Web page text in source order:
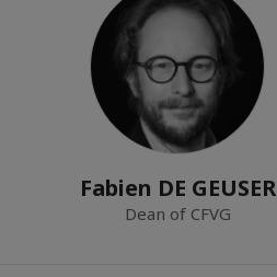
Fabien DE GEUSER
Dean of CFVG